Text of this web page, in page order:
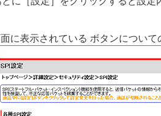
に表示されている ボタンについて